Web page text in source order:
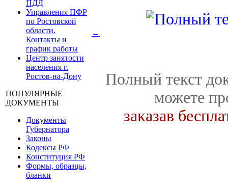
ПДД
Управления ПФР
по Ростовской
области.
Контакты и
график работы
Центр занятости
населения г.
Ростов-на-Дону
ПОПУЛЯРНЫЕ
ДОКУМЕНТЫ
Документы
Губернатора
Законы
Кодексы РФ
Конституция РФ
Формы, образцы,
бланки
←
Полный текст
можете
заказав